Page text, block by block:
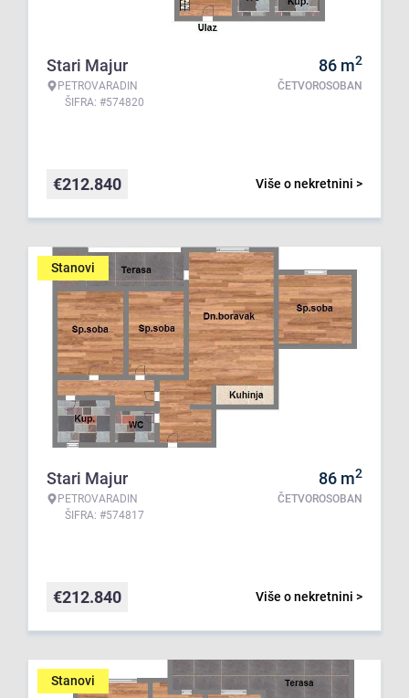
Stari Majur
PETROVARADIN
ŠIFRA: #574820
86 m2
ČETVOROSOBAN
Više o nekretnini >
€212.840
Stanovi
Stari Majur
PETROVARADIN
ŠIFRA: #574817
86 m2
ČETVOROSOBAN
Više o nekretnini >
€212.840
Stanovi